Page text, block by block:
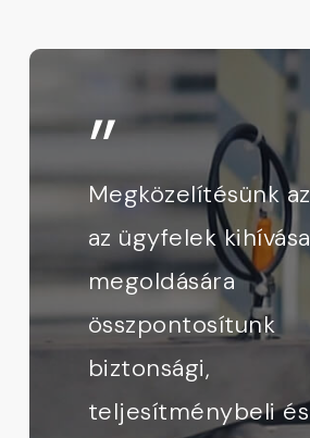
”
Megközelítésünk
az ügyfelek
megoldására
összpontosítunk
biztonsági,
teljesítménybeli és